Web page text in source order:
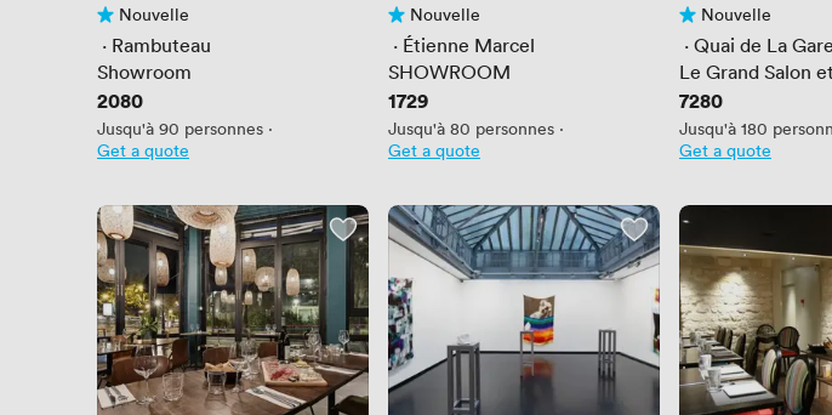
Pas encore d'avis
Nouvelle
· Rambuteau
Showroom
Prix
2080
Jusqu'à 90 personnes ·
Get a quote
Pas encore d'avis
Nouvelle
· Étienne Marcel
SHOWROOM
Prix
1729
Jusqu'à 80 personnes ·
Get a quote
Pas encore d'avis
Nouvelle
· Quai de La Gare
Le Grand Salon
Beach : deux
atypiques pour de
soirées festives !
Prix
7280
Jusqu'à 180
Get a quote